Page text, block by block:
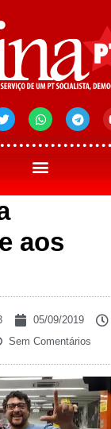
aos
05/09/2019
Sem Comentários